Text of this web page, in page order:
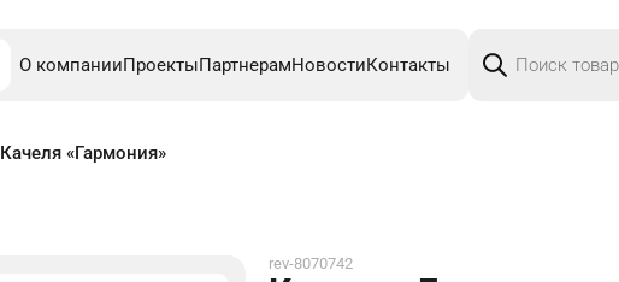
О компанииПроектыПартнерамНовостиКонтакты
товаров
Качеля «Гармония»
rev-8070742